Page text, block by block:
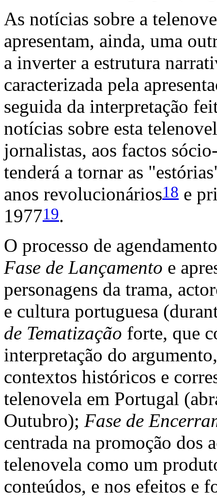
As notícias sobre a
apresentam, ainda, uma
a inverter a estrutura
caracterizada pela
seguida da interpretação
notícias sobre esta
jornalistas, aos factos
tenderá a tornar as
anos revolucionários18 e
197719.
O processo de
Fase de Lançamento e
personagens da trama,
e cultura portuguesa
de Tematização forte, que
interpretação do
contextos históricos e
telenovela em Portugal
Outubro); Fase de
centrada na promoção dos
telenovela como um
conteúdos, e nos efeitos e